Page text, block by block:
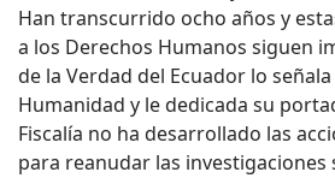
Han transcurrido ocho años y
a los Derechos Humanos siguen
de la Verdad del Ecuador lo
Humanidad y le dedicada su
Fiscalía no ha desarrollado las
para reanudar las investigaciones